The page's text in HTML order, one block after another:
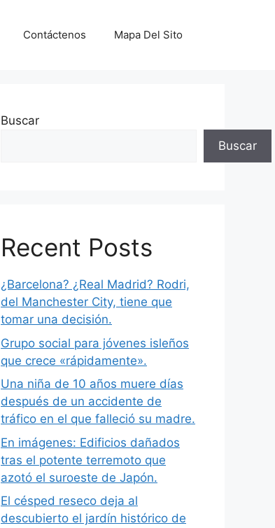
Contáctenos Mapa Del Sito
Buscar
Buscar
Recent Posts
¿Barcelona? ¿Real Madrid? Rodri,
del Manchester City, tiene que
tomar una decisión.
Grupo social para jóvenes isleños
que crece «rápidamente».
Una niña de 10 años muere días
después de un accidente de
tráfico en el que falleció su madre.
En imágenes: Edificios dañados
tras el potente terremoto que
azotó el suroeste de Japón.
El césped reseco deja al
descubierto el jardín histórico de